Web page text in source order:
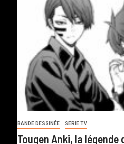
BANDE DESSINÉE SERIE TV
Tougen Anki, la